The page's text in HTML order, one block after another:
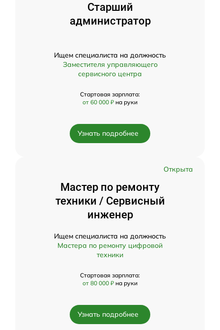
Старший
администратор
Ищем специалиста на должность
Заместителя управляющего
сервисного центра
Стартовая зарплата:
от 60 000 ₽ на руки
Узнать подробнее
Открыта
Мастер по ремонту
техники / Сервисный
инженер
Ищем специалиста на должность
Мастера по ремонту цифровой
техники
Стартовая зарплата:
от 80 000 ₽ на руки
Узнать подробнее